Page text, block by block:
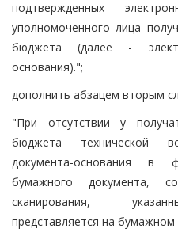
подтвержденных
уполномоченного лица
бюджета (далее -
основания).";
дополнить абзацем вторым
"При отсутствии у
бюджета технической
документа-основания в
бумажного документа,
сканирования,
представляется на бумажном